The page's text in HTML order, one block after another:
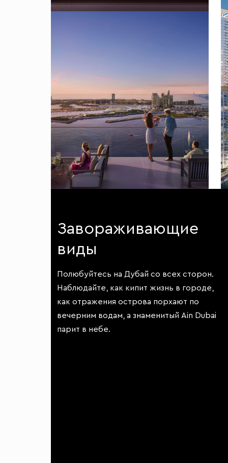
Завораживающие
виды
Полюбуйтесь на Дубай со всех сторон.
Наблюдайте, как кипит жизнь в городе,
как отражения острова порхают по
вечерним водам, а знаменитый Ain Dubai
парит в небе.